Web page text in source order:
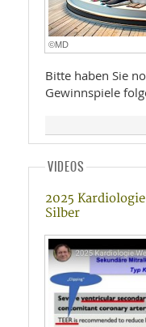
©MD
Bitte haben Sie
Gewinnspiele
VIDEOS
2025
Silber